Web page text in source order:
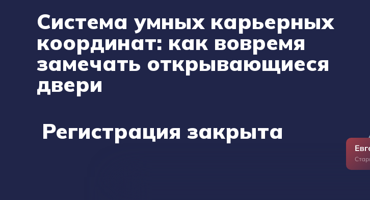
Система умных карьерных
координат: как вовремя
замечать открывающиеся
двери
Регистрация закрыта